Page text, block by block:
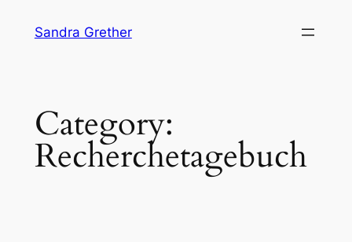
Sandra Grether
Category:
Recherchetagebuch